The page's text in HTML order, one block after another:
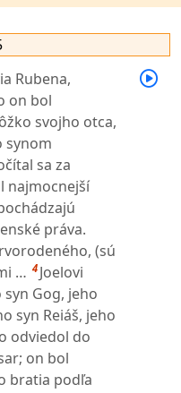
Rubena,
on bol
svojho otca,
synom
sa za
najmocnejší
práva.
(sú
… 4 Joelovi
syn Gog, jeho
syn Reiáš, jeho
odviedol do
on bol
bratia podľa